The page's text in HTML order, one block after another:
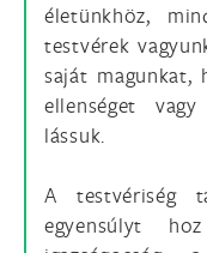
életünkhöz,
testvérek
saját magunkat,
ellenséget
lássuk.
A testvériség
egyensúlyt